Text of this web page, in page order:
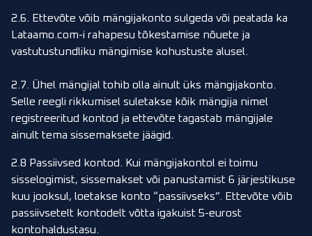
2.6. Ettevõte võib mängijakonto sulgeda või peatada ka
Lataamo.com-i rahapesu tõkestamise nõuete ja
vastutustundliku mängimise kohustuste alusel.
2.7. Ühel mängijal tohib olla ainult üks mängijakonto.
Selle reegli rikkumisel suletakse kõik mängija nimel
registreeritud kontod ja ettevõte tagastab mängijale
ainult tema sissemaksete jäägid.
2.8 Passiivsed kontod. Kui mängijakontol ei toimu
sisselogimist, sissemakset või panustamist 6 järjestikuse
kuu jooksul, loetakse konto “passiivseks”. Ettevõte võib
passiivsetelt kontodelt võtta igakuist 5-eurost
kontohaldustasu.